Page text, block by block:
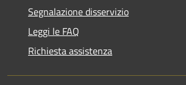
Segnalazione disservizio
Leggi le FAQ
Richiesta assistenza